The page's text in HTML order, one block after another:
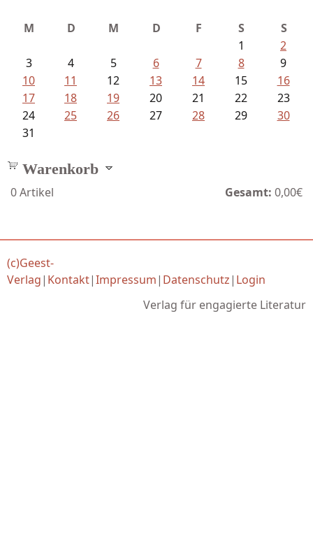
M D M D F S
S
1
2
3
4 5 6 7 8
9
10
11 12 13 14 15
16
17
18 19 20 21 22
23
24
25 26 27 28 29
30
31
Warenkorb
0Artikel Gesamt: 0,00€
(c)Geest-
Verlag| Kontakt|Impressum| Datenschutz| Login
Verlag für engagierte Literatur